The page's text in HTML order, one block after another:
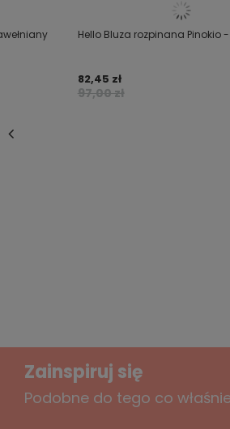
Wielkość i kształt zabawki
rączki dziecka.
Hello Bluza rozpinana Pinokio
97,00 zł
82,45 zł
Zainspiruj się
Podobne do tego co